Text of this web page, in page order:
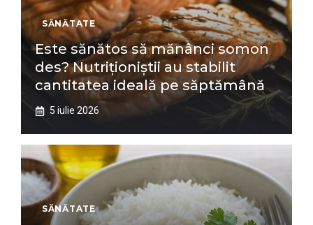
SĂNĂTATE
Este sănătos să mănânci somon
des? Nutriționiștii au stabilit
cantitatea ideală pe săptămână
5 iulie 2026
SĂNĂTATE